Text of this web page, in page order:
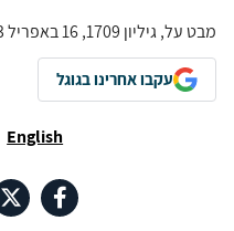
מבט על, גיליון 1709, 16 באפריל 2023
עקבו אחרינו בגוגל
English